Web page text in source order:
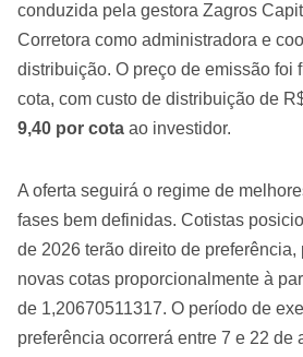
conduzida pela gestora Zagros
Corretora como administradora e
distribuição. O preço de emissão foi
cota, com custo de distribuição de
9,40 por cota ao investidor.
A oferta seguirá o regime de
fases bem definidas. Cotistas
de 2026 terão direito de
novas cotas proporcionalmente à
de 1,20670511317. O período de
preferência ocorrerá entre 7 e 22 de